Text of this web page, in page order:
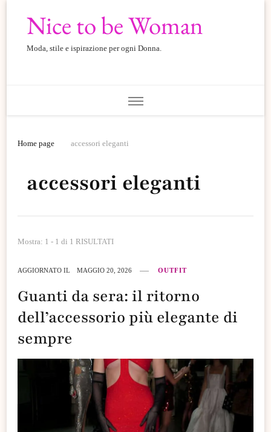
Nice to be Woman
Moda, stile e ispirazione per ogni Donna.
Home page accessori eleganti
accessori eleganti
Mostra: 1 - 1 di 1 RISULTATI
AGGIORNATO IL MAGGIO 20, 2026 OUTFIT
Guanti da sera: il ritorno
dell’accessorio più elegante di
sempre